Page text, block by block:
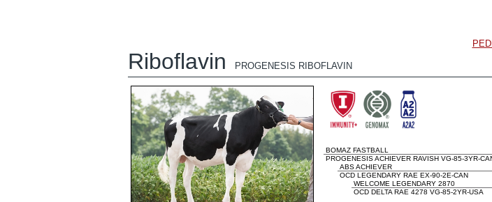
Riboflavin PROGENESIS RIBOFLAVIN
BOMAZ FASTBALL
PROGENESIS ACHIEVER RAVISH VG-85-3YR-
ABS ACHIEVER
OCD LEGENDARY RAE EX-90-2E-CAN
WELCOME LEGENDARY 2870
OCD DELTA RAE 4278 VG-85-2YR-USA